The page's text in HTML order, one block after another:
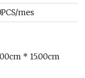
mes
* 15.00cm